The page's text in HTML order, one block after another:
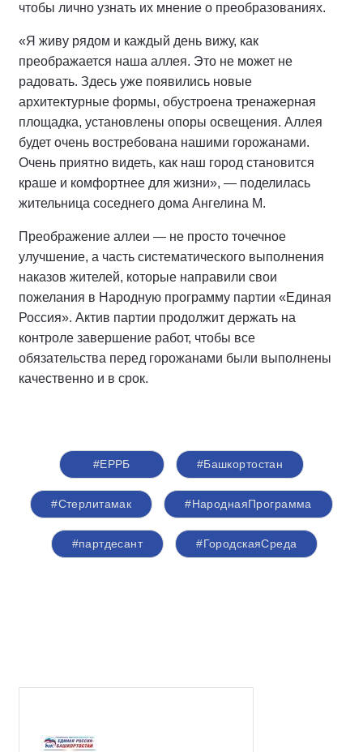
чтобы лично узнать их мнение о преобразованиях.
«Я живу рядом и каждый день вижу, как
преображается наша аллея. Это не может не
радовать. Здесь уже появились новые
архитектурные формы, обустроена тренажерная
площадка, установлены опоры освещения. Аллея
будет очень востребована нашими горожанами.
Очень приятно видеть, как наш город становится
краше и комфортнее для жизни», — поделилась
жительница соседнего дома Ангелина М.
Преображение аллеи — не просто точечное
улучшение, а часть систематического выполнения
наказов жителей, которые направили свои
пожелания в Народную программу партии «Единая
Россия». Актив партии продолжит держать на
контроле завершение работ, чтобы все
обязательства перед горожанами были выполнены
качественно и в срок.
#ЕРРБ #Башкортостан
#Стерлитамак #НароднаяПрограмма
#партдесант #ГородскаяСреда